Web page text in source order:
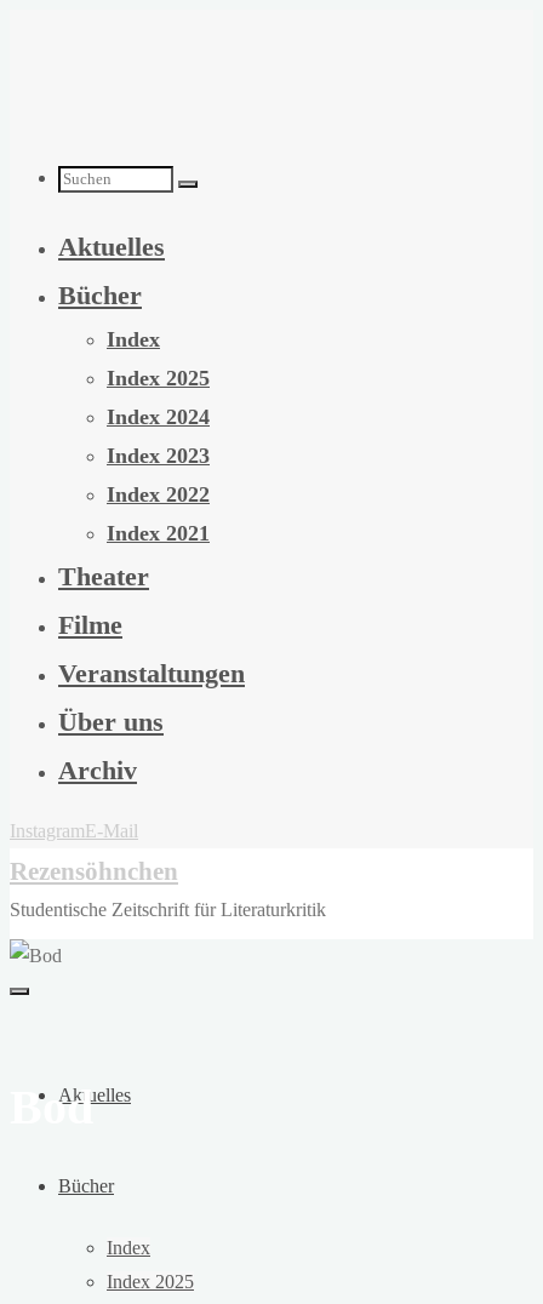
Suchen
nach:
Aktuelles
Bücher
Index
Index 2025
Index 2024
Index 2023
Index 2022
Index 2021
Theater
Filme
Veranstaltungen
Über uns
Archiv
InstagramE-Mail
Rezensöhnchen
Studentische Zeitschrift für Literaturkritik
Aktuelles
Bücher
Index
Index 2025
Bod